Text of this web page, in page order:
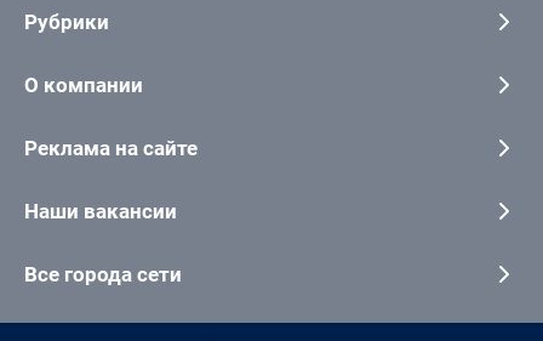
Рубрики
О компании
Реклама на сайте
Наши вакансии
Все города сети